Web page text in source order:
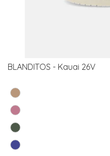
BLANDITOS - Kauai 26V